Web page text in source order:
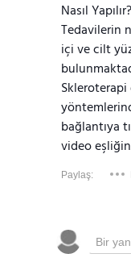
Nasıl Yapılır?
Tedavilerin
içi ve cilt
bağlantıya
video
Paylaş: